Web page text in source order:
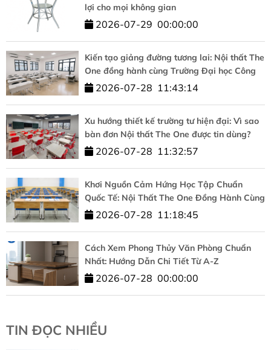
lợi cho mọi không gian
2026-07-29 00:00:00
Kiến tạo giảng đường tương lai: Nội thất The
One đồng hành cùng Trường Đại học Công
nghệ – ĐHQGHN
2026-07-28 11:43:14
Xu hướng thiết kế trường tư hiện đại: Vì sao
bàn đơn Nội thất The One được tin dùng?
2026-07-28 11:32:57
Khơi Nguồn Cảm Hứng Học Tập Chuẩn
Quốc Tế: Nội Thất The One Đồng Hành Cùng
HUFLIT
2026-07-28 11:18:45
Cách Xem Phong Thủy Văn Phòng Chuẩn
Nhất: Hướng Dẫn Chi Tiết Từ A-Z
2026-07-28 00:00:00
TIN ĐỌC NHIỀU